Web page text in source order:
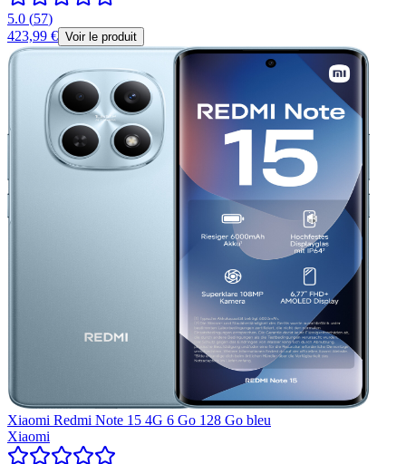
5.0 (57)
423,99 € Voir le produit
Xiaomi Redmi Note 15 4G 6 Go 128 Go bleu
Xiaomi